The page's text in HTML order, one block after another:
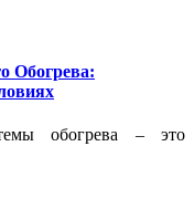
Обогрева:
обогрева – это